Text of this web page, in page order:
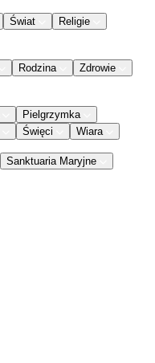
Świat
Religie
Rodzina
Zdrowie
Pielgrzymka
Święci Wiara
Sanktuaria Maryjne